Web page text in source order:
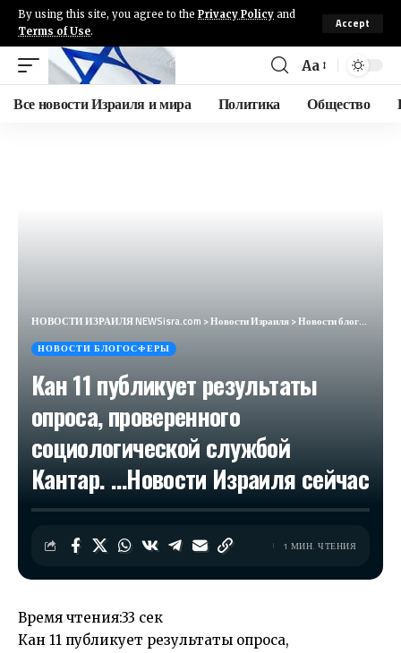
By using this site, you agree to the Privacy Policy and
Terms of Use.
Accept
Aa
Все новости Израиля и мира Политика Общество
НОВОСТИ ИЗРАИЛЯ NEWSisra.com >Новости Израиля>Новости блогосферы
НОВОСТИ БЛОГОСФЕРЫ
Кан 11 публикует результаты
опроса, проверенного
социологической службой
Кантар. …​Новости Израиля сейчас
1 МИН. ЧТЕНИЯ
Время чтения:33 сек
Кан 11 публикует результаты опроса,